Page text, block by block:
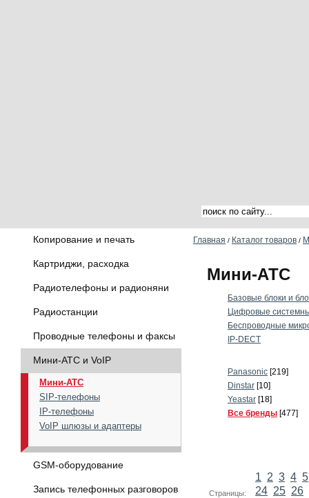
Копирование и печать
Картриджи, расходка
Радиотелефоны и радионяни
Радиостанции
Проводные телефоны и факсы
Мини-АТС и VoIP
Мини-АТС
SIP-телефоны
IP-телефоны
VoIP шлюзы и адаптеры
GSM-оборудование
Запись телефонных разговоров
Главная / Каталог товаров /
Мини-АТС
Базовые блоки и
Цифровые
Беспроводные
IP-DECT
Panasonic [219]
Dinstar [10]
Yeastar [18]
Все бренды [477]
Страницы:
1 2 3 4 5
24 25 26